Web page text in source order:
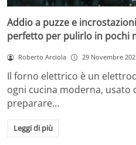
Addio a puzze e
perfetto per pulirlo in pochi
Roberto Arciola 29 Novembre
Il forno elettrico è un
ogni cucina moderna,
preparare…
Leggi di più